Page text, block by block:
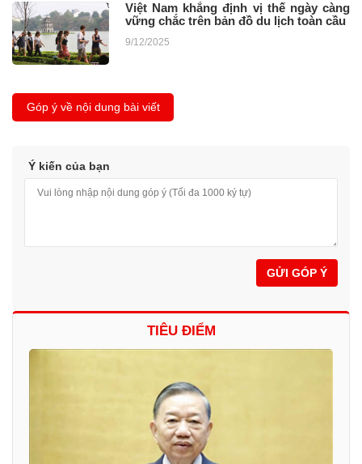
Việt Nam khẳng định vị thế ngày càng
vững chắc trên bản đồ du lịch toàn cầu
9/12/2025
Góp ý về nội dung bài viết
Ý kiến của bạn
GỬI GÓP Ý
TIÊU ĐIỂM